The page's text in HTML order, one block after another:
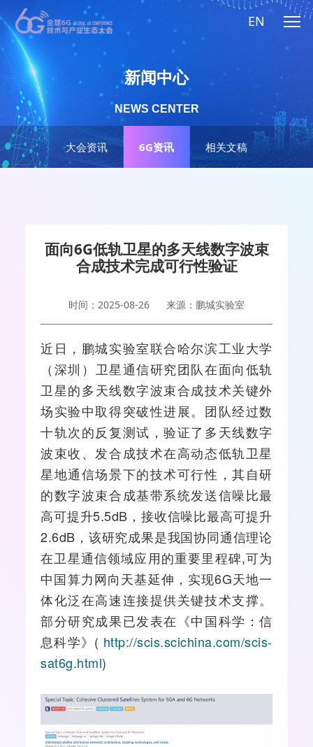
EN
大会资讯 6G资讯 相关文稿
新闻中心
NEWS CENTER
面向6G低轨卫星的多天线数字波束
合成技术完成可行性验证
时间：2025-08-26 来源：鹏城实验室
近日，鹏城实验室联合哈尔滨工业大学
（深圳） 卫星通信研究团队在面向低轨
卫星的多天线数字波束合成技术关键外
场实验中取得突破性进展。团队经过数
十轨次的反复测试 ，验证了多天线数字
波束收、发合成技术在高动态低轨卫星
星地通信场景下的技术可行性，其自研
的数字波束合成基带系统发送信噪比最
高可提升5.5dB，接收信噪比最高可提升
2.6dB，该研究成果是我国协同通信理论
在卫星通信领域应用的重要里程碑,可为
中国算力网向天基延伸，实现6G天地一
体化泛在高速连接提供关键技术支撑。
部分研究成果已发表在《中国科学：信
息科学》( http://scis.scichina.com/scis-
sat6g.html)